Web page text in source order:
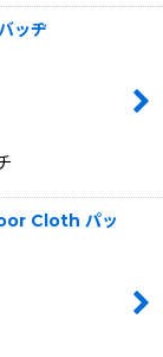
ッヂ
Cloth パッ